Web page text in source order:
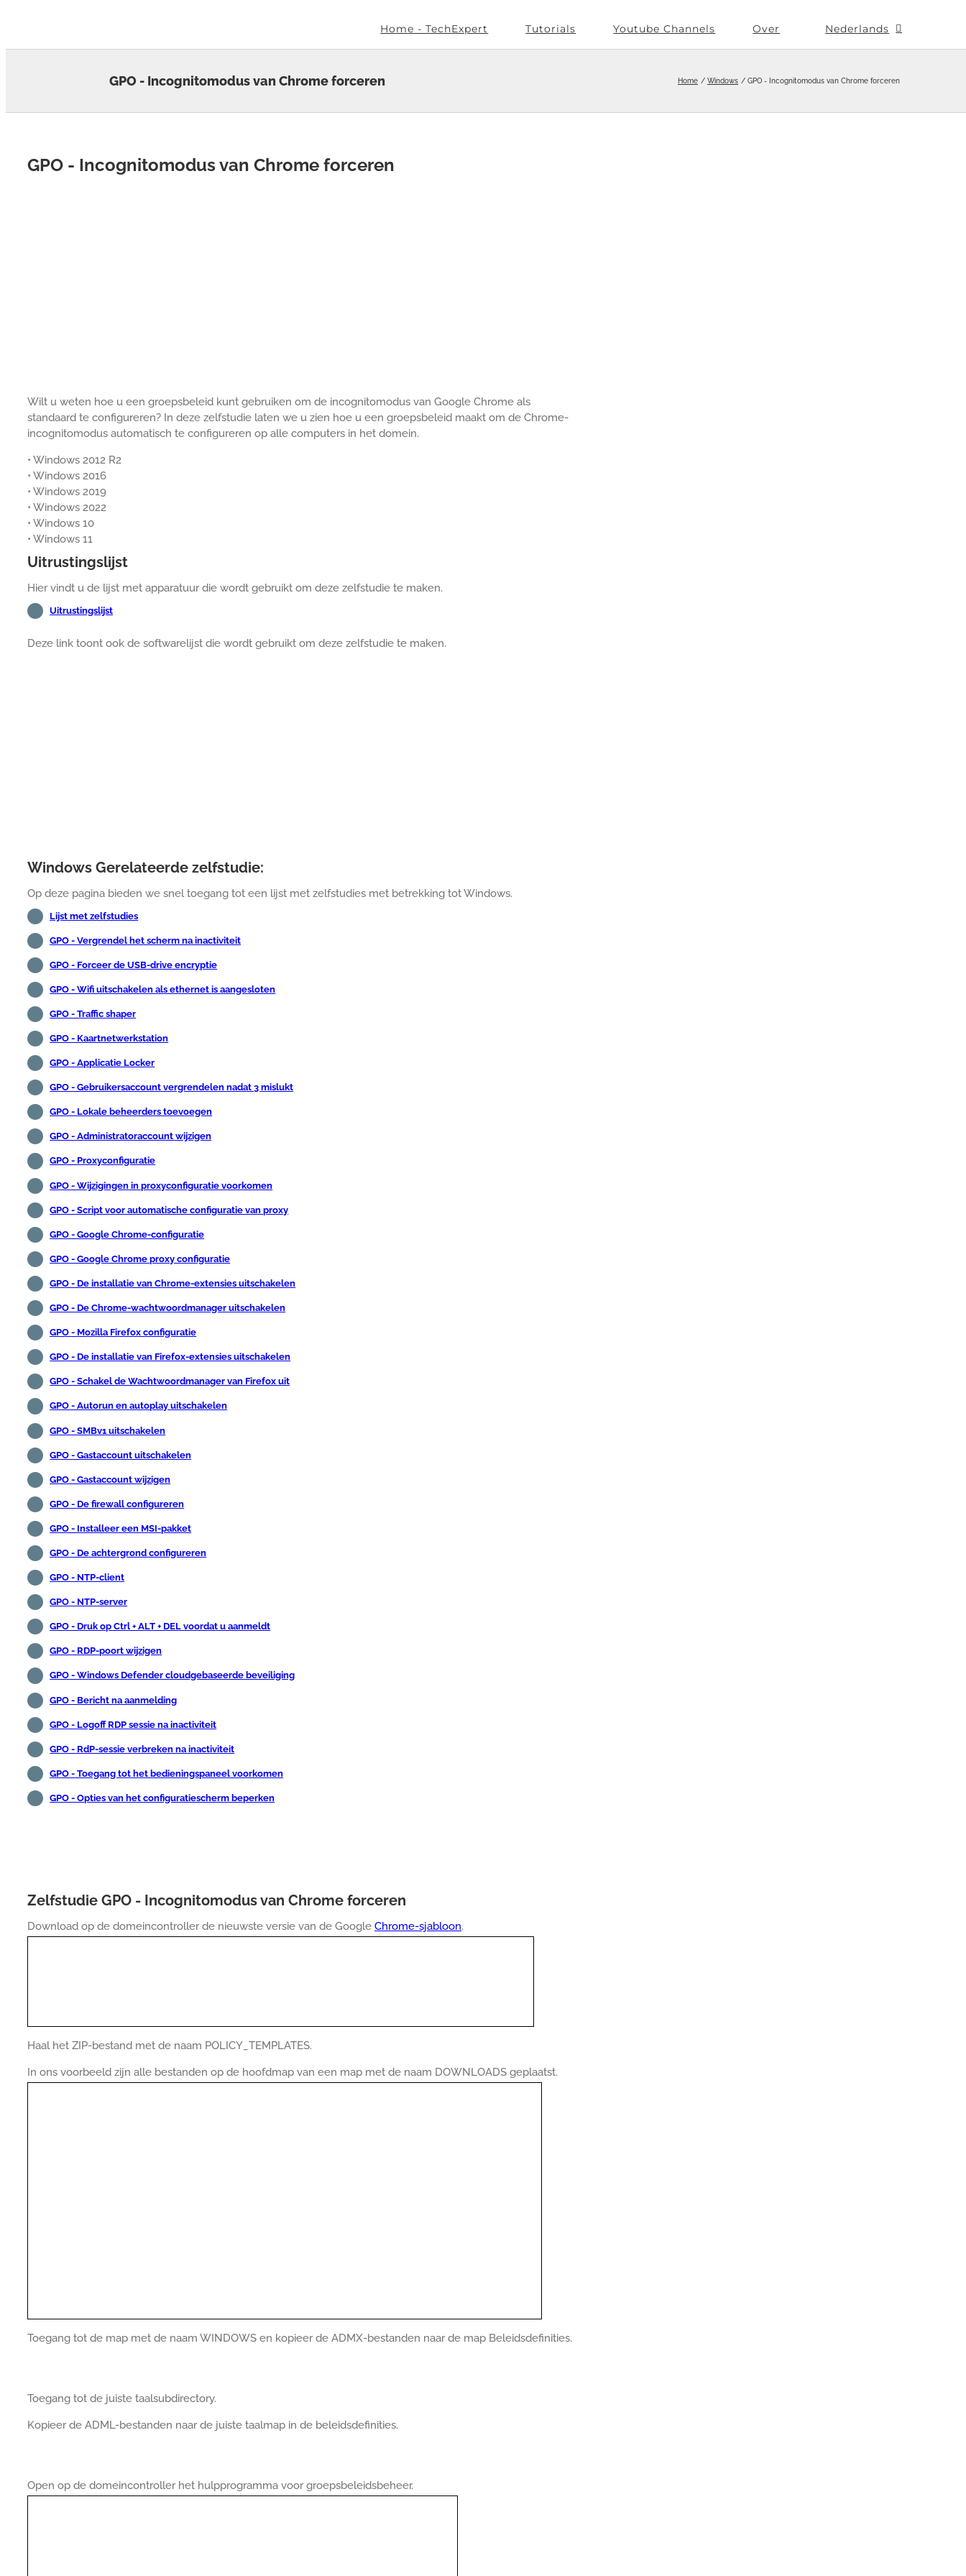
Home - TechExpert Tutorials Youtube Channels Over Nederlands
GPO - Incognitomodus van Chrome forceren Home Windows GPO - Incognitomodus van Chrome forceren
GPO - Incognitomodus van Chrome forceren
Wilt u weten hoe u een groepsbeleid kunt gebruiken om de incognitomodus van Google Chrome als
standaard te configureren? In deze zelfstudie laten we u zien hoe u een groepsbeleid maakt om de Chrome-
incognitomodus automatisch te configureren op alle computers in het domein.
• Windows 2012 R2
• Windows 2016
• Windows 2019
• Windows 2022
• Windows 10
• Windows 11
Uitrustingslijst
Hier vindt u de lijst met apparatuur die wordt gebruikt om deze zelfstudie te maken.
Uitrustingslijst
Deze link toont ook de softwarelijst die wordt gebruikt om deze zelfstudie te maken.
Windows Gerelateerde zelfstudie:
Op deze pagina bieden we snel toegang tot een lijst met zelfstudies met betrekking tot Windows.
Lijst met zelfstudies
GPO - Vergrendel het scherm na inactiviteit
GPO - Forceer de USB-drive encryptie
GPO - Wifi uitschakelen als ethernet is aangesloten
GPO - Traffic shaper
GPO - Kaartnetwerkstation
GPO - Applicatie Locker
GPO - Gebruikersaccount vergrendelen nadat 3 mislukt
GPO - Lokale beheerders toevoegen
GPO - Administratoraccount wijzigen
GPO - Proxyconfiguratie
GPO - Wijzigingen in proxyconfiguratie voorkomen
GPO - Script voor automatische configuratie van proxy
GPO - Google Chrome-configuratie
GPO - Google Chrome proxy configuratie
GPO - De installatie van Chrome-extensies uitschakelen
GPO - De Chrome-wachtwoordmanager uitschakelen
GPO - Mozilla Firefox configuratie
GPO - De installatie van Firefox-extensies uitschakelen
GPO - Schakel de Wachtwoordmanager van Firefox uit
GPO - Autorun en autoplay uitschakelen
GPO - SMBv1 uitschakelen
GPO - Gastaccount uitschakelen
GPO - Gastaccount wijzigen
GPO - De firewall configureren
GPO - Installeer een MSI-pakket
GPO - De achtergrond configureren
GPO - NTP-client
GPO - NTP-server
GPO - Druk op Ctrl + ALT + DEL voordat u aanmeldt
GPO - RDP-poort wijzigen
GPO - Windows Defender cloudgebaseerde beveiliging
GPO - Bericht na aanmelding
GPO - Logoff RDP sessie na inactiviteit
GPO - RdP-sessie verbreken na inactiviteit
GPO - Toegang tot het bedieningspaneel voorkomen
GPO - Opties van het configuratiescherm beperken
Zelfstudie GPO - Incognitomodus van Chrome forceren
Download op de domeincontroller de nieuwste versie van de Google Chrome-sjabloon.
Haal het ZIP-bestand met de naam POLICY_TEMPLATES.
In ons voorbeeld zijn alle bestanden op de hoofdmap van een map met de naam DOWNLOADS geplaatst.
Toegang tot de map met de naam WINDOWS en kopieer de ADMX-bestanden naar de map Beleidsdefinities.
Toegang tot de juiste taalsubdirectory.
Kopieer de ADML-bestanden naar de juiste taalmap in de beleidsdefinities.
Open op de domeincontroller het hulpprogramma voor groepsbeleidsbeheer.